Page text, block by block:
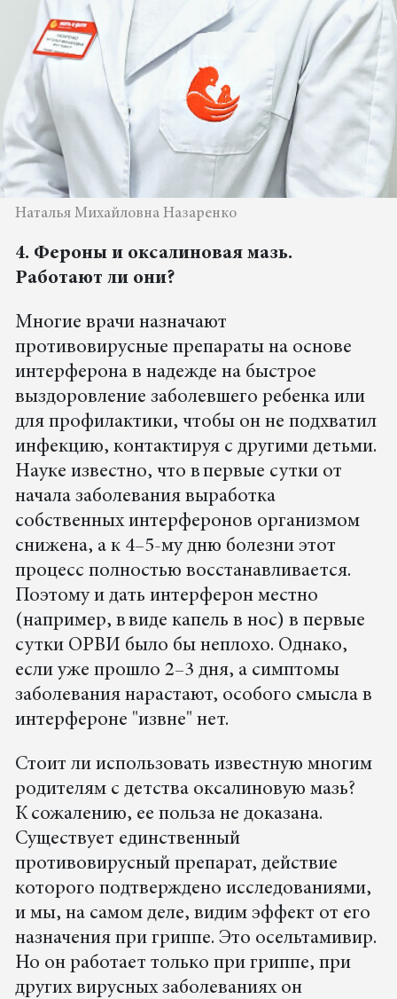
Наталья Михайловна Назаренко
4. Фероны и оксалиновая мазь.
Работают ли они?
Многие врачи назначают
противовирусные препараты на основе
интерферона в надежде на быстрое
выздоровление заболевшего ребенка или
для профилактики, чтобы он не подхватил
инфекцию, контактируя с другими детьми.
Науке известно, что в первые сутки от
начала заболевания выработка
собственных интерферонов организмом
снижена, а к 4–5-му дню болезни этот
процесс полностью восстанавливается.
Поэтому и дать интерферон местно
(например, в виде капель в нос) в первые
сутки ОРВИ было бы неплохо. Однако,
если уже прошло 2–3 дня, а симптомы
заболевания нарастают, особого смысла в
интерфероне "извне" нет.
Стоит ли использовать известную многим
родителям с детства оксалиновую мазь?
К сожалению, ее польза не доказана.
Существует единственный
противовирусный препарат, действие
которого подтверждено исследованиями,
и мы, на самом деле, видим эффект от его
назначения при гриппе. Это осельтамивир.
Но он работает только при гриппе, при
других вирусных заболеваниях он